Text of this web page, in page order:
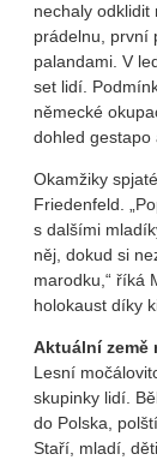
nechaly
prádelnu, první
palandami. V
set lidí.
německé
dohled gestapo
Okamžiky
Friedenfeld.
s dalšími
něj, dokud si
marodku,“ říká
holokaust díky
Aktuální země
Lesní
skupinky lidí.
do Polska,
Staří, mladí,